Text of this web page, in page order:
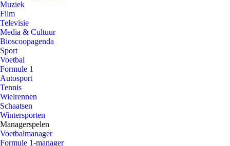
Muziek
Film
Televisie
Media & Cultuur
Bioscoopagenda
Sport
Voetbal
Formule 1
Autosport
Tennis
Wielrennen
Schaatsen
Wintersporten
Managerspelen
Voetbalmanager
Formule 1-manager